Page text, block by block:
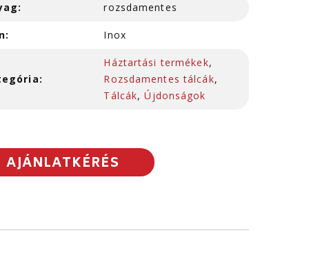
rozsdamentes
Inox
Háztartási termékek,
Rozsdamentes tálcák,
Tálcák,Újdonságok
AJÁNLATKÉRÉS